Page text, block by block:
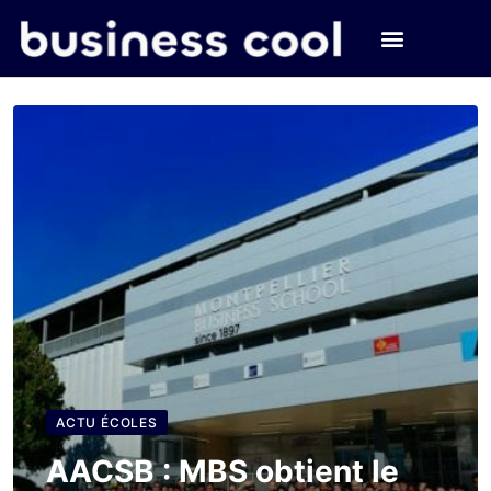
ACTU ÉCOLES
AACSB : MBS obtient le